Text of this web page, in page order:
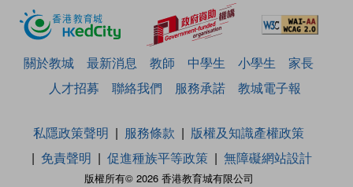
關於教城 最新消息 教師 中學生 小學生
家長
人才招募
聯絡我們 服務承諾 教城電子報
版權所有© 2026 香港教育城有限公司
私隱政策聲明 服務條款
版權及知識產權政策
免責聲明
促進種族平等政策 無障礙網站設計